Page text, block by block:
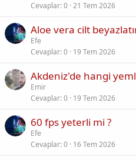
Cevaplar 0 21 Tem 2026
Aloe vera cilt
Efe
Cevaplar 0 19 Tem 2026
Akdeniz'de hangi
Emir
Cevaplar 0 19 Tem 2026
60 fps yeterli mi ?
Efe
Cevaplar 0 16 Tem 2026